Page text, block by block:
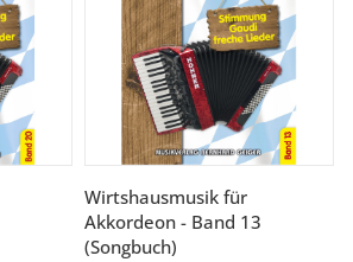
Wirtshausmusik für
Akkordeon - Band 13
(Songbuch)